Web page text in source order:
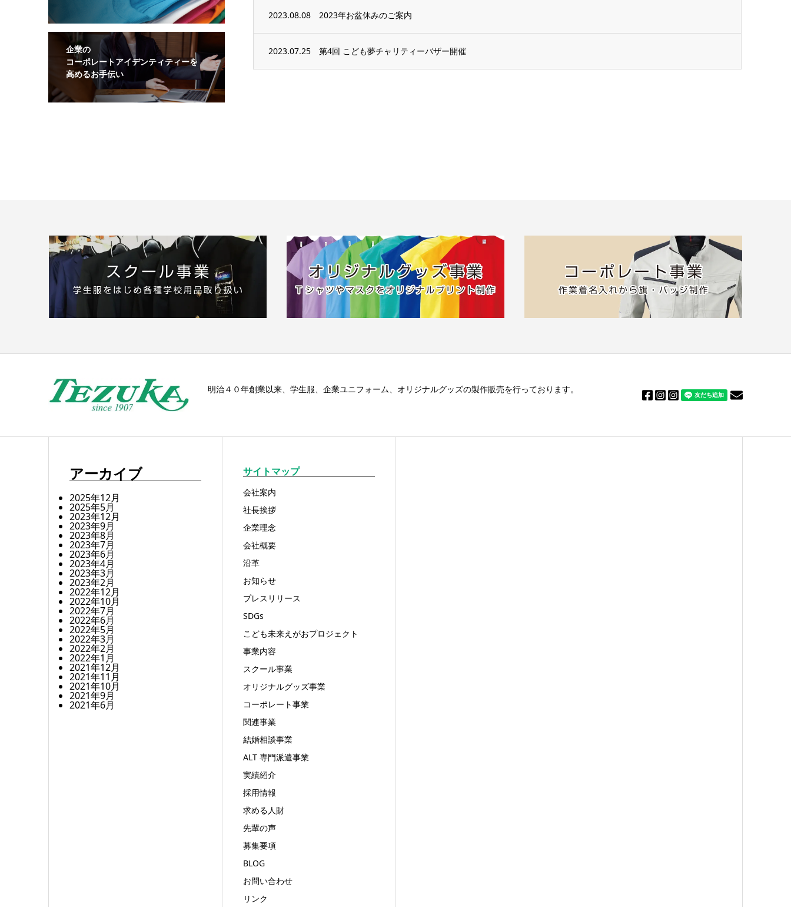
2023.08.08 2023年お盆休みのご案内
2023.07.25 第4回 こども夢チャリティーバザー開催
企業の
コーポレートアイデンティティーを
高めるお手伝い
明治４０年創業以来、学生服、企業ユニフォーム、オリジナルグッズの製作販売を行っております。
アーカイブ
2025年12月
2025年5月
2023年12月
2023年9月
2023年8月
2023年7月
2023年6月
2023年4月
2023年3月
2023年2月
2022年12月
2022年10月
2022年7月
2022年6月
2022年5月
2022年3月
2022年2月
2022年1月
2021年12月
2021年11月
2021年10月
2021年9月
2021年6月
サイトマップ
会社案内
社長挨拶
企業理念
会社概要
沿革
お知らせ
プレスリリース
SDGs
こども未来えがおプロジェクト
事業内容
スクール事業
オリジナルグッズ事業
コーポレート事業
関連事業
結婚相談事業
ALT 専門派遣事業
実績紹介
採用情報
求める人財
先輩の声
募集要項
BLOG
お問い合わせ
リンク